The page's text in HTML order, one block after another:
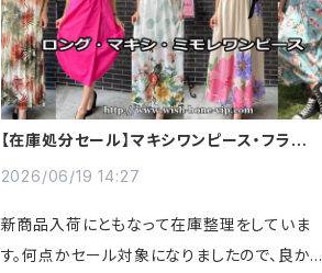
【在庫処分セール】マキシワンピース・フランス
2026/06/19 14:27
新商品入荷にともなって在庫整理をしていま
す。何点かセール対象になりましたので、良かっ